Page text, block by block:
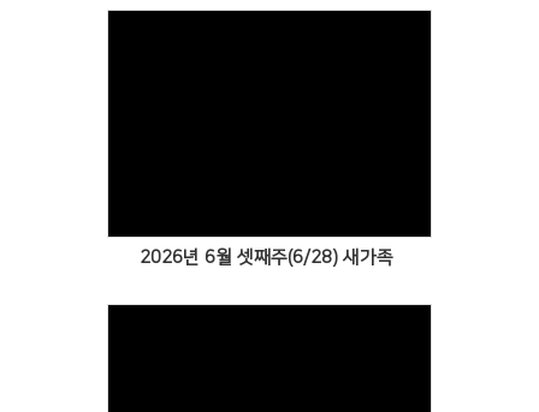
2026년 6월 셋째주(6/28) 새가족